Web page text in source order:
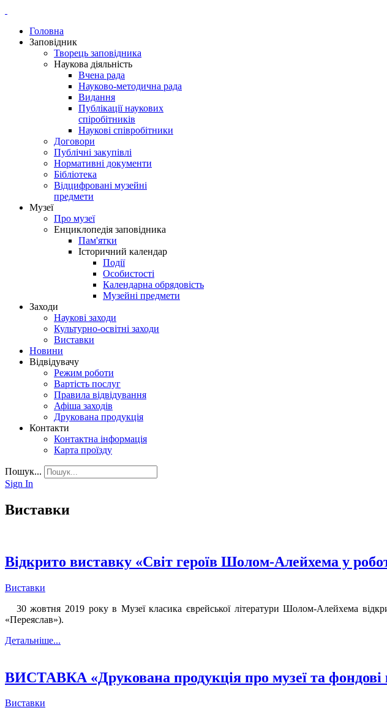
Головна
Заповідник
Творець заповідника
Наукова діяльність
Вчена рада
Науково-методична рада
Видання
Публікації наукових
спіробітників
Наукові співробітники
Договори
Публічні закупівлі
Нормативні документи
Бібліотека
Відцифровані музейні
предмети
Музеї
Про музеї
Енциклопедія заповідника
Пам'ятки
Історичний календар
Події
Особистості
Календарна обрядовість
Музейні предмети
Заходи
Наукові заходи
Культурно-освітні заходи
Виставки
Новини
Відвідувачу
Режим роботи
Вартість послуг
Правила відвідування
Афіша заходів
Друкована продукція
Контакти
Контактна інформація
Карта проїзду
Пошук...
Sign In
Виставки
Відкрито виставку «Світ героїв Шолом-Алейхема у
Виставки
30 жовтня 2019 року в Музеї класика єврейської літератури Шолом-Алейхема
«Переяслав»).
Детальніше...
ВИСТАВКА «Друкована продукція про музеї та фондові
Виставки